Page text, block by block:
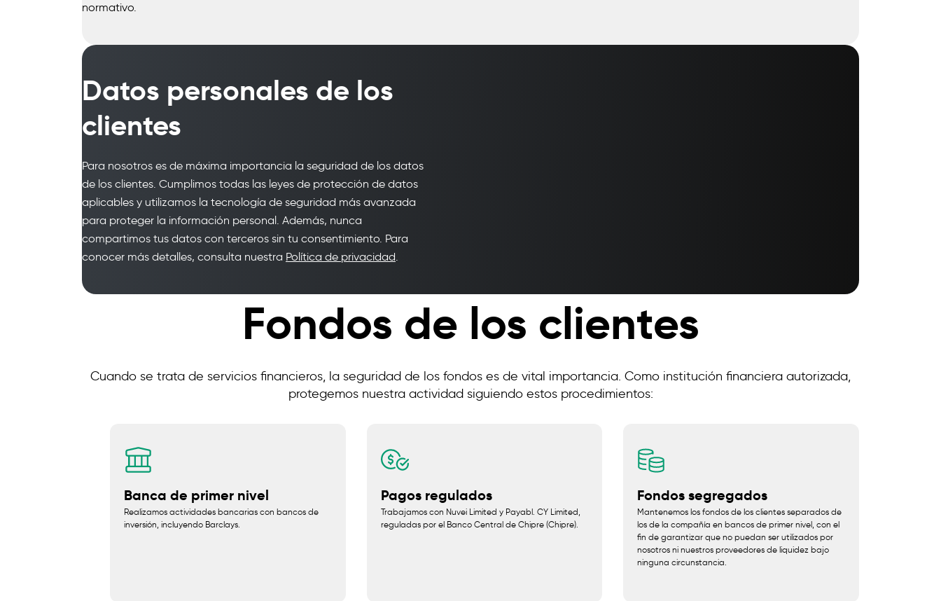
normativo.
Datos personales de los
clientes
Para nosotros es de máxima importancia la seguridad de los datos
de los clientes. Cumplimos todas las leyes de protección de datos
aplicables y utilizamos la tecnología de seguridad más avanzada
para proteger la información personal. Además, nunca
compartimos tus datos con terceros sin tu consentimiento. Para
conocer más detalles, consulta nuestra Política de privacidad.
Fondos de los clientes
Cuando se trata de servicios financieros, la seguridad de los fondos es de vital importancia. Como institución financiera autorizada,
protegemos nuestra actividad siguiendo estos procedimientos:
Banca de primer nivel
Realizamos actividades bancarias con bancos de
inversión, incluyendo Barclays.
Pagos regulados
Trabajamos con Nuvei Limited y Payabl. CY Limited,
reguladas por el Banco Central de Chipre (Chipre).
Fondos segregados
Mantenemos los fondos de los clientes separados de
los de la compañía en bancos de primer nivel, con el
fin de garantizar que no puedan ser utilizados por
nosotros ni nuestros proveedores de liquidez bajo
ninguna circunstancia.